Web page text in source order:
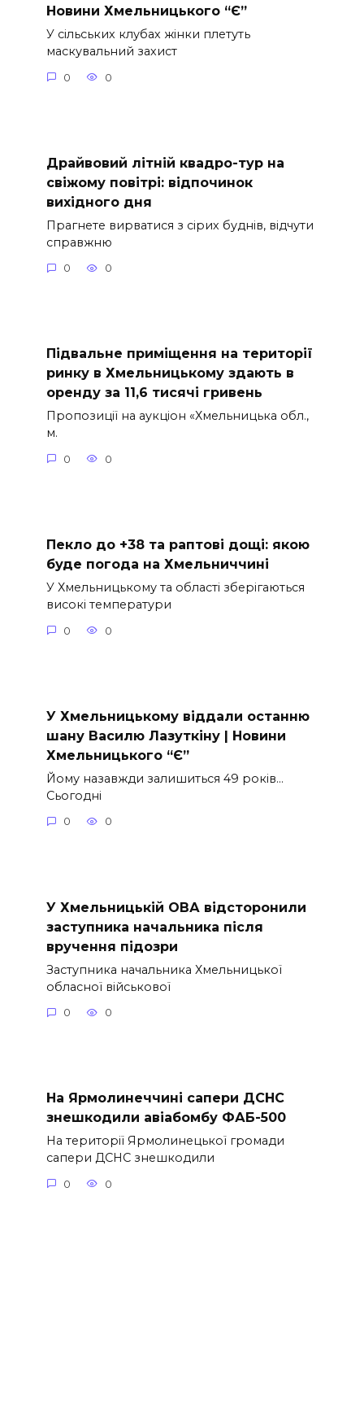
Новини Хмельницького “Є”
У сільських клубах жінки плетуть
маскувальний захист
0 0
Драйвовий літній квадро-тур на
свіжому повітрі: відпочинок
вихідного дня
Прагнете вирватися з сірих буднів, відчути
справжню
0 0
Підвальне приміщення на території
ринку в Хмельницькому здають в
оренду за 11,6 тисячі гривень
Пропозиції на аукціон «Хмельницька обл.,
м.
0 0
Пекло до +38 та раптові дощі: якою
буде погода на Хмельниччині
У Хмельницькому та області зберігаються
високі температури
0 0
У Хмельницькому віддали останню
шану Василю Лазуткіну | Новини
Хмельницького “Є”
Йому назавжди залишиться 49 років…
Сьогодні
0 0
У Хмельницькій ОВА відсторонили
заступника начальника після
вручення підозри
Заступника начальника Хмельницької
обласної військової
0 0
На Ярмолинеччині сапери ДСНС
знешкодили авіабомбу ФАБ-500
На території Ярмолинецької громади
сапери ДСНС знешкодили
0 0